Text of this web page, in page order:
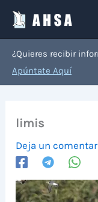
contenido
¿Quieres recibir
Apúntate Aquí
limis
Deja un